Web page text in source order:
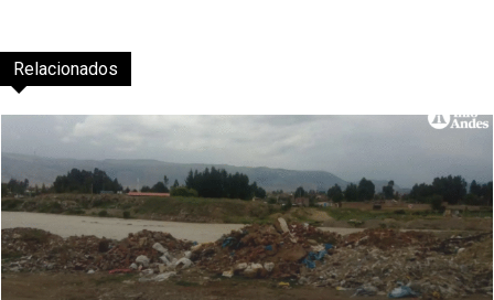
Relacionados